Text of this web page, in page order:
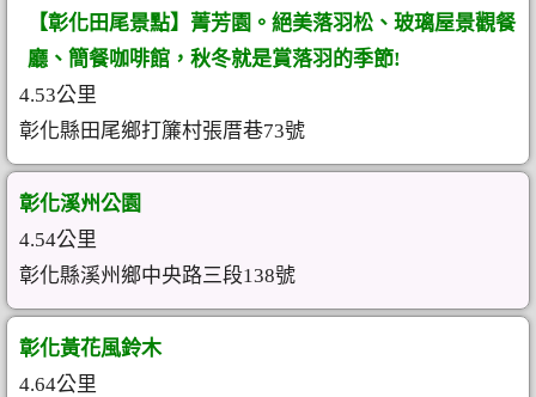
【彰化田尾景點】菁芳園。絕美落羽松、玻璃屋景觀餐
廳、簡餐咖啡館，秋冬就是賞落羽的季節!
4.53公里
彰化縣田尾鄉打簾村張厝巷73號
彰化溪州公園
4.54公里
彰化縣溪州鄉中央路三段138號
彰化黃花風鈴木
4.64公里